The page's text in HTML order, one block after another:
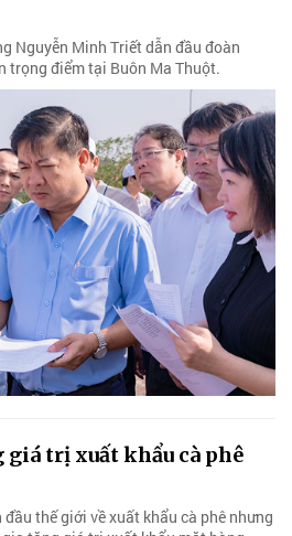
Nguyễn Minh Triết dẫn đầu đoàn
trọng điểm tại Buôn Ma Thuột.
giá trị xuất khẩu cà phê
thế giới về xuất khẩu cà phê nhưng